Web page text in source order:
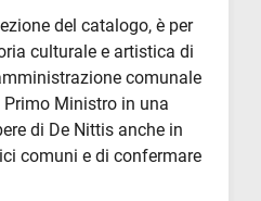
del catalogo, è per
culturale e artistica di
comunale
Ministro in una
di De Nittis anche in
comuni e di confermare